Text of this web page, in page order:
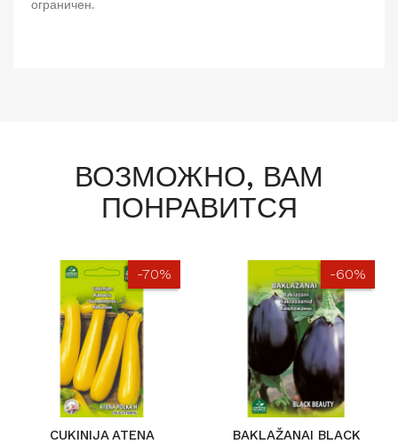
ограничен.
ВОЗМОЖНО, ВАМ
ПОНРАВИТСЯ
-70%
CUKINIJA ATENA
-60%
BAKLAŽANAI BLACK